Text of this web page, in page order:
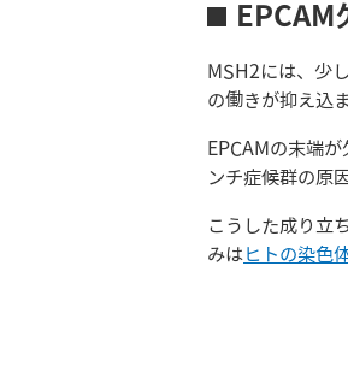
EPCAM
MSH2には、少
の働きが抑え込
EPCAMの末端
ンチ症候群の原
こうした成り立
みは ヒトの染色